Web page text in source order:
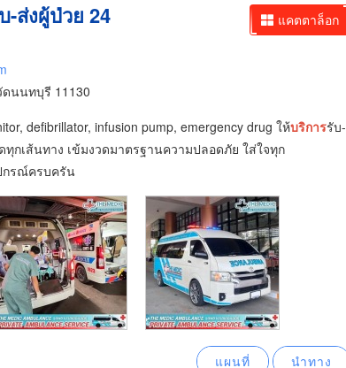
แคตตาล็อก
-ส่งผู้ป่วย 24
ดนนทบุรี 11130
defibrillator, infusion pump, emergency drug ให้บริการรับ-
กเส้นทาง เข้มงวดมาตรฐานความปลอดภัย ใส่ใจทุก
กรณ์ครบครัน